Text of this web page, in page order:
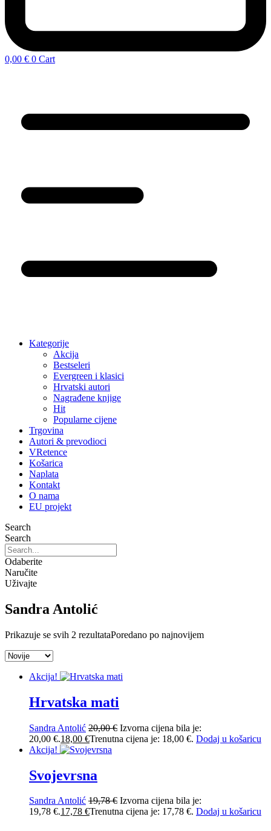
0,00 € 0 Cart
Kategorije
Akcija
Bestseleri
Evergreen i klasici
Hrvatski autori
Nagrađene knjige
Hit
Popularne cijene
Trgovina
Autori & prevodioci
VRetence
Košarica
Naplata
Kontakt
O nama
EU projekt
Search
Search
Odaberite
Naručite
Uživajte
Sandra Antolić
Prikazuje se svih 2 rezultataPoredano po najnovijem
Akcija!
Hrvatska mati
Sandra Antolić 20,00€ Izvorna cijena bila je:
20,00 €.18,00 €Trenutna cijena je: 18,00 €. Dodaj u košaricu
Akcija!
Svojevrsna
Sandra Antolić 19,78€ Izvorna cijena bila je:
19,78 €.17,78 €Trenutna cijena je: 17,78 €. Dodaj u košaricu